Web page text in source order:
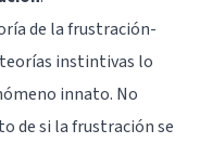
de la frustración-
instintivas lo
innato. No
de si la frustración se